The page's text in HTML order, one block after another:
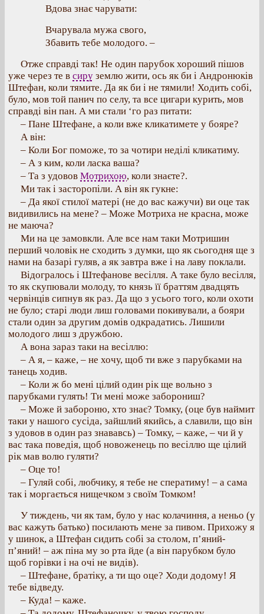
Вдова знає чарувати:
Вчарувала мужа свого,
Збавить тебе молодого. –
Отже справді так! Не один парубок хороший пішов
уже через те в сиру землю жити, ось як би і Андронюків
Штефан, коли тямите. Да як би і не тямили! Ходить собі,
було, мов той панич по селу, та все цигари курить, мов
справді він пан. А ми стали ‘го раз питати:
– Пане Штефане, а коли вже кликатимете у бояре?
А він:
– Коли Бог поможе, то за чотири неділі кликатиму.
– А з ким, коли ласка ваша?
– Та з удовов Мотрихою, коли знаєте?.
Ми так і засторопіли. А він як гукне:
– Да якої стилої матері (не до вас кажучи) ви оце так
видивились на мене? – Може Мотриха не красна, може
не маюча?
Ми на це замовкли. Але все нам таки Мотришин
перший чоловік не сходить з думки, що як сьогодня ще з
нами на базарі гуляв, а як завтра вже і на лаву поклали.
Відогралось і Штефанове весілля. А таке було весілля,
то як скупювали молоду, то князь її браттям двадцять
червінців сипнув як раз. Да що з усього того, коли охоти
не було; старі люди лиш головами покивували, а бояри
стали один за другим домів одкрадатись. Лишили
молодого лиш з дружбою.
А вона зараз таки на весіллю:
– А я, – каже, – не хочу, щоб ти вже з парубками на
танець ходив.
– Коли ж бо мені цілий один рік ще вольно з
парубками гулять! Ти мені може заборониш?
– Може й забороню, хто знає? Томку, (оце був наймит
таки у нашого сусіда, зайшлий якийсь, а славили, що він
з удовов в один раз знававсь) – Томку, – каже, – чи й у
вас така поведія, щоб новоженець по весіллю ще цілий
рік мав волю гуляти?
– Оце то!
– Гуляй собі, любчику, я тебе не сператиму! – а сама
так і моргається нищечком з своїм Томком!
У тиждень, чи як там, було у нас колачиння, а неньо (у
вас кажуть батько) посилають мене за пивом. Прихожу я
у шинок, а Штефан сидить собі за столом, п’яний-
п’яний! – аж піна му зо рта йде (а він парубком було
щоб горівки і на очі не видів).
– Штефане, братіку, а ти що оце? Ходи додому! Я
тебе відведу.
– Куда! – каже.